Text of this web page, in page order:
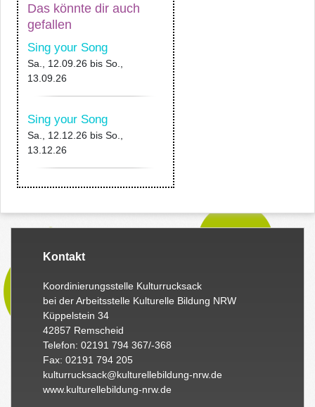
Das könnte dir auch
gefallen
Sing your Song
Sa., 12.09.26 bis So.,
13.09.26
Sing your Song
Sa., 12.12.26 bis So.,
13.12.26
Kontakt
Koordinierungsstelle Kulturrucksack
bei der Arbeitsstelle Kulturelle Bildung NRW
Küppelstein 34
42857 Remscheid
Telefon: 02191 794 367/-368
Fax: 02191 794 205
kulturrucksack@kulturellebildung-nrw.de
www.kulturellebildung-nrw.de